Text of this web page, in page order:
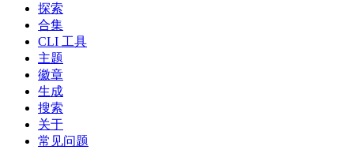
探索
合集
CLI 工具
主题
徽章
生成
搜索
关于
常见问题